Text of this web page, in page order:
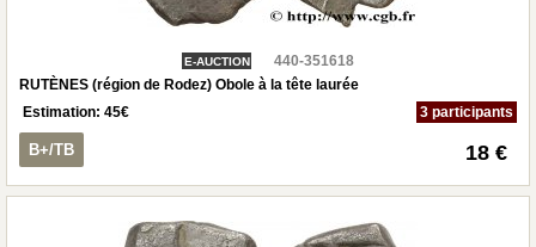
E-AUCTION
440-351618
RUTÈNES (région de Rodez) Obole à la tête laurée
Estimation: 45€ 3 participants
B+/TB 18 €